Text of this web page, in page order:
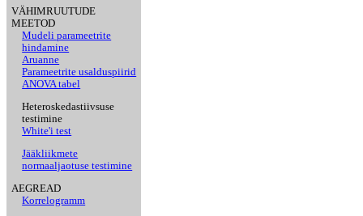
VÄHIMRUUTUDE
MEETOD
Mudeli parameetrite
hindamine
Aruanne
Parameetrite usalduspiirid
ANOVA tabel
Heteroskedastiivsuse
testimine
White'i test
Jääkliikmete
normaaljaotuse testimine
AEGREAD
Korrelogramm